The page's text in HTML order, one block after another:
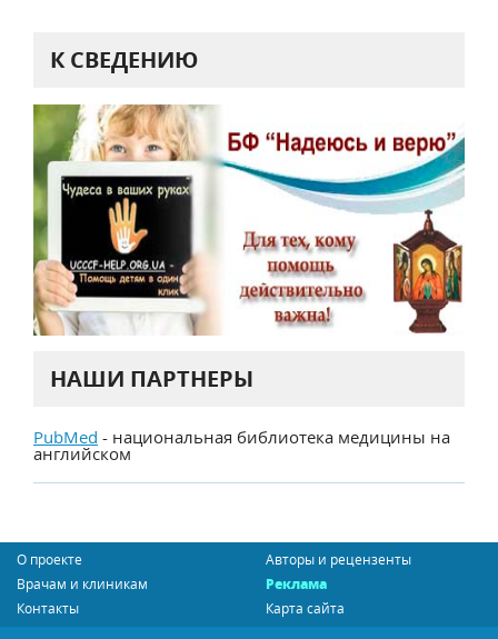
К СВЕДЕНИЮ
НАШИ ПАРТНЕРЫ
PubMed - национальная библиотека медицины на
английском
О проекте
Авторы и рецензенты
Врачам и клиникам
Реклама
Контакты
Карта сайта